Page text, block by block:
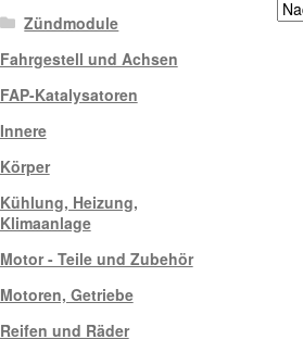
Zündmodule
Fahrgestell und Achsen
FAP-Katalysatoren
Innere
Körper
Kühlung, Heizung,
Klimaanlage
Motor - Teile und Zubehör
Motoren, Getriebe
Reifen und Räder